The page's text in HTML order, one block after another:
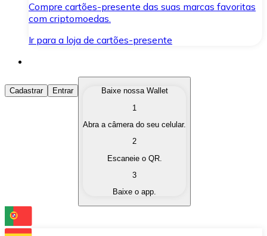
Compre cartões-presente das suas marcas favoritas
com criptomoedas.
Ir para a loja de cartões-presente
Comprar Criptomoedas
Compre as criptomoedas de seu interesse de forma
Converta suas criptomoedas em moeda fiduciária
Troque uma criptomoeda por outra
Cadastrar Entrar
Baixe nossa Wallet
1
Abra a câmera do seu celular.
2
Escaneie o QR.
3
Baixe o app.